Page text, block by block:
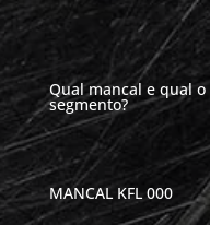
Qual mancal e qual
segmento?
MANCAL KFL 000